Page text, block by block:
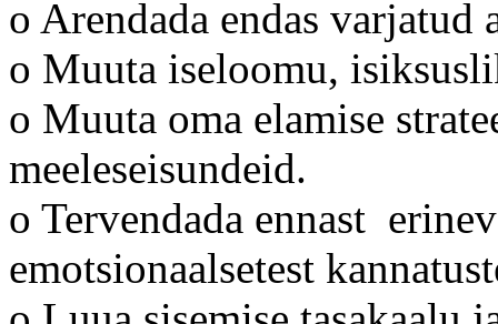
o Arendada endas
o Muuta iseloomu,
o Muuta oma elamise
meeleseisundeid.
o Tervendada ennast
emotsionaalsetest